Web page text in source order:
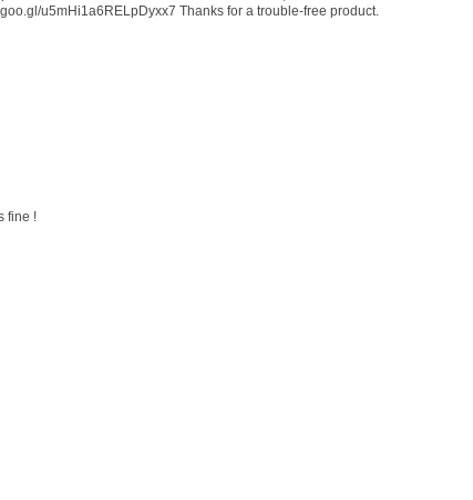
u5mHi1a6RELpDyxx7 Thanks for a trouble-free product.
fine !